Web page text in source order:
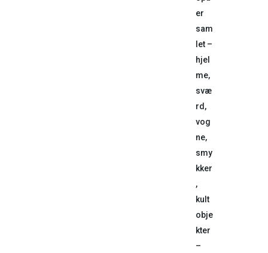
er
sam
let –
hjel
me,
svæ
rd,
vog
ne,
smy
kker
,
kult
obje
kter
–